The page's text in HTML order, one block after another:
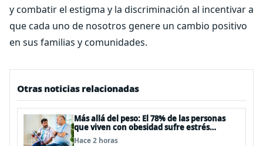
y combatir el estigma y la discriminación al incentivar a
que cada uno de nosotros genere un cambio positivo
en sus familias y comunidades.
Otras noticias relacionadas
Más allá del peso: El 78% de las personas
que viven con obesidad sufre estrés
postraumático debido al estigma
Hace 2 horas